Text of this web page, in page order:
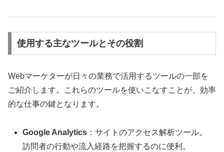
使用する主なツールとその役割
Webマーケターが日々の業務で活用するツールの一部を
ご紹介します。これらのツールを使いこなすことが、効率
的な仕事の鍵となります。
Google Analytics ：サイトのアクセス解析ツール。
訪問者の行動や流入経路を把握するのに便利。